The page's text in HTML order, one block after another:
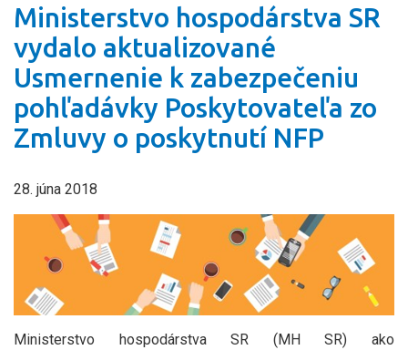
Ministerstvo hospodárstva SR
vydalo aktualizované
Usmernenie k zabezpečeniu
pohľadávky Poskytovateľa zo
Zmluvy o poskytnutí NFP
28. júna 2018
Ministerstvo hospodárstva SR (MH SR) ako